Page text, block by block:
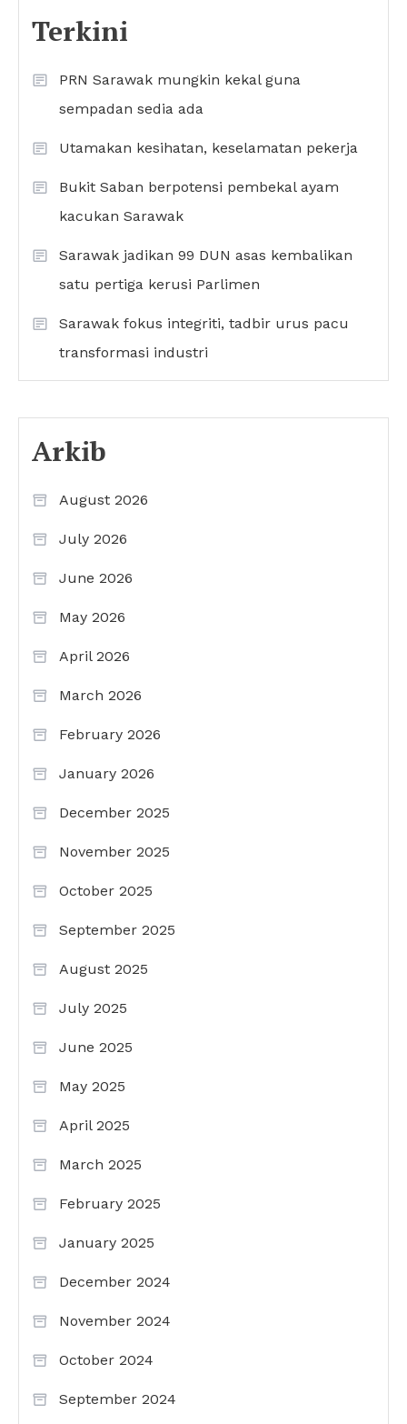
Terkini
PRN Sarawak mungkin kekal guna
sempadan sedia ada
Utamakan kesihatan, keselamatan pekerja
Bukit Saban berpotensi pembekal ayam
kacukan Sarawak
Sarawak jadikan 99 DUN asas kembalikan
satu pertiga kerusi Parlimen
Sarawak fokus integriti, tadbir urus pacu
transformasi industri
Arkib
August 2026
July 2026
June 2026
May 2026
April 2026
March 2026
February 2026
January 2026
December 2025
November 2025
October 2025
September 2025
August 2025
July 2025
June 2025
May 2025
April 2025
March 2025
February 2025
January 2025
December 2024
November 2024
October 2024
September 2024